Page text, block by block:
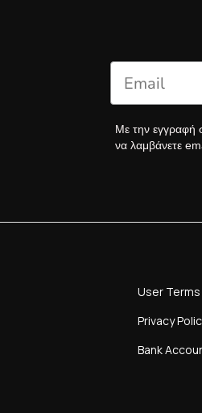
Με την εγγραφή
να λαμβάνετε
User
Privacy
Bank